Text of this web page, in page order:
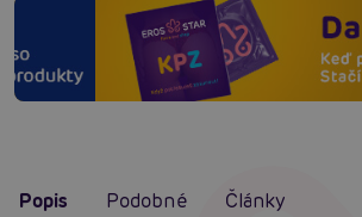
Popis Podobné Články